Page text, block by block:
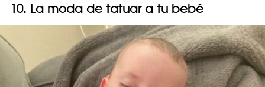
10. La moda de tatuar a tu bebé